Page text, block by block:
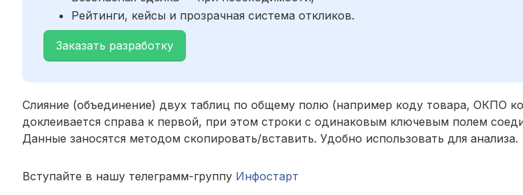
Рейтинги, кейсы и прозрачная система откликов.
Заказать разработку
Слияние (объединение) двух таблиц по общему полю (например коду товара, ОКПО
доклеивается справа к первой, при этом строки с одинаковым ключевым полем
Данные заносятся методом скопировать/вставить. Удобно использовать для анализа.
Вступайте в нашу телеграмм-группу Инфостарт